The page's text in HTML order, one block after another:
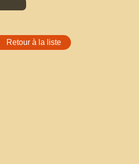
Retour à la liste